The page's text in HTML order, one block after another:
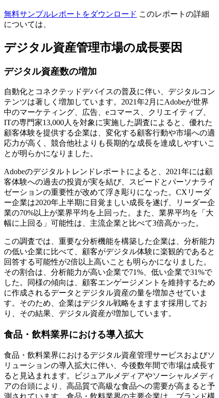
無料サンプルレポートをダウンロード このレポートの詳細
については、
デジタル資産管理市場の成長要因
デジタル資産数の増加
自動化とコネクテッドデバイスの普及に伴い、デジタルコン
テンツは著しく増加しています。2021年2月にAdobeが世界
中のマーケティング、広告、eコマース、クリエイティブ、
ITの専門家13,000人を対象に実施した調査によると、優れた
顧客体験を提供する企業は、変化する顧客行動や市場への適
応力が高く、競合他社よりも長期的な成長を達成しやすいこ
とが明らかになりました。
Adobeのデジタルトレンドレポートによると、2021年には顧
客体験への過去の投資が実を結び、スピードとパーソナライ
ゼーションの重要性が改めて浮き彫りになった。CXリーダ
ー企業は2020年上半期に目覚ましい成長を遂げ、リーダー企
業の70%以上が業界平均を上回った。また、業界平均を「大
幅に上回る」可能性は、主流企業と比べて3倍高かった。
この調査では、重要な分析機能を構築した企業は、分析能力
の低い企業に比べて、顧客がデジタル体験に楽観的であると
回答する可能性が2倍以上高いことも明らかになりました。
その割合は、分析能力が高い企業で71%、低い企業で31%で
した。同様の傾向は、顧客エンゲージメントを維持するため
に作成されるデータとデジタル資産の量を増加させていま
す。そのため、企業はデジタル戦略をますます採用してお
り、その結果、デジタル資産が増加しています。
食品・飲料業界における導入拡大
食品・飲料業界におけるデジタル資産管理サービスおよびソ
リューションの導入拡大に伴い、今後数年間で市場は成長す
ると見込まれます。ビジュアルメディアやソーシャルメディ
アの台頭により、高品質で高級な食品への需要が高まると予
測されています。食品・飲料業界の主要企業は、ブランド構